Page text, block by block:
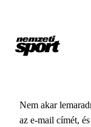
Nem akar
az e-mail címét,